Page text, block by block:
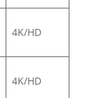
4K/HD
4K/HD